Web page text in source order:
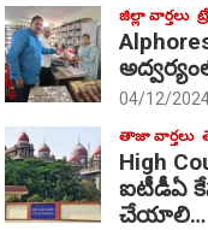
జిల్లా వార్తలు
04/12/
తాజా వార్తలు
High
ఐటీడీఏ
చేయాలి…